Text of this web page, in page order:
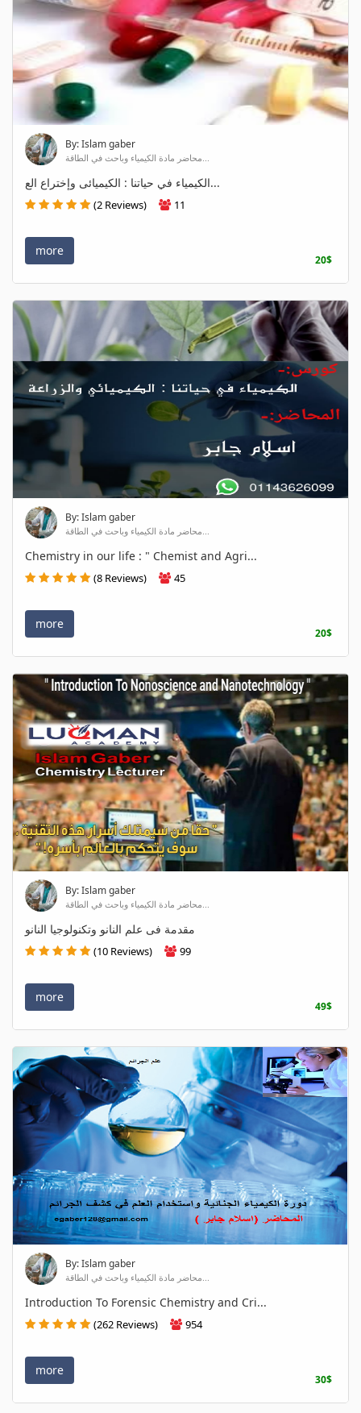
By: Islam gaber
محاضر مادة الكيمياء وباحث في الطاقة...
الكيمياء في حياتنا : الكيميائى وإختراع الع...
(2 Reviews) 11
more
20$
By: Islam gaber
محاضر مادة الكيمياء وباحث في الطاقة...
Chemistry in our life : " Chemist and Agri...
(8 Reviews) 45
more
20$
By: Islam gaber
محاضر مادة الكيمياء وباحث في الطاقة...
مقدمة فى علم النانو وتكنولوجيا النانو
(10 Reviews) 99
more
49$
By: Islam gaber
محاضر مادة الكيمياء وباحث في الطاقة...
Introduction To Forensic Chemistry and Cri...
(262 Reviews) 954
more
30$